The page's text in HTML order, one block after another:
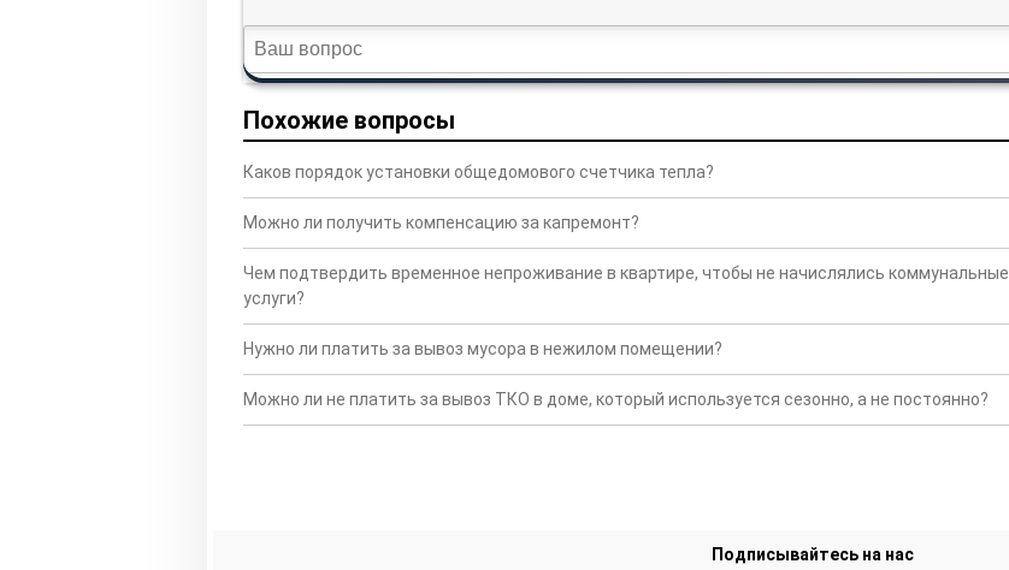
Похожие вопросы
Каков порядок установки общедомового счетчика тепла?
Можно ли получить компенсацию за капремонт?
Чем подтвердить временное непроживание в квартире, чтобы не начислялись коммунальные
услуги?
Нужно ли платить за вывоз мусора в нежилом помещении?
Можно ли не платить за вывоз ТКО в доме, который используется сезонно, а не постоянно?
Подписывайтесь на нас